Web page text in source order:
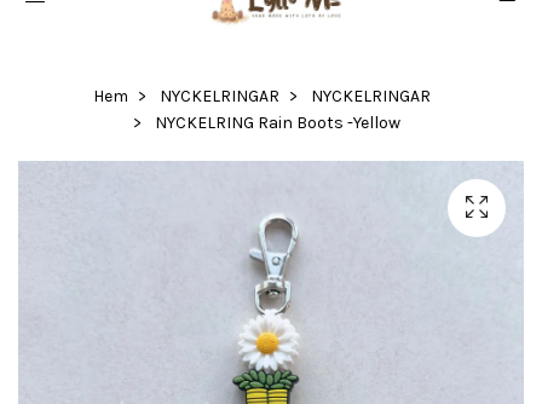
Hem NYCKELRINGAR
NYCKELRINGAR
NYCKELRING Rain Boots -Yellow